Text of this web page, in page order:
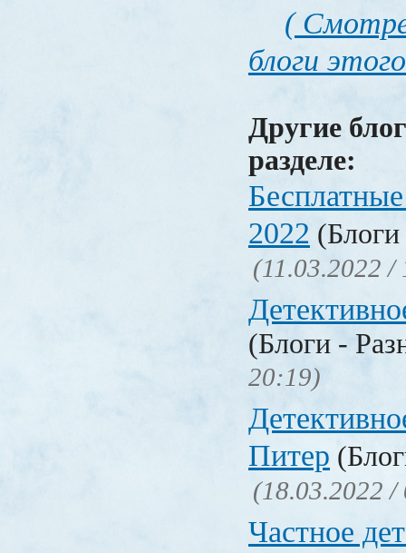
(
блоги
Другие
разделе:
2022
(11.03.2022 /
(Блоги -
20:19)
Питер
(18.03.2022 /
Частное